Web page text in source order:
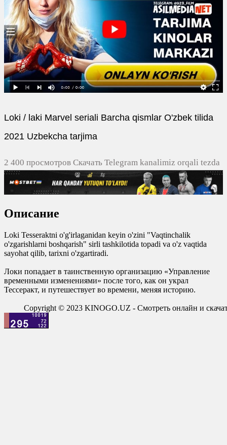
Loki / laki Marvel seriali Barcha qismlar O'zbek tilida
2021 Uzbekcha tarjima
2 400 просмотров Скачать Telegram kanalimiz orqali tezda
yuklash
0
Описание
Loki Tesseraktni o'g'irlaganidan keyin o'zini "Vaqtinchalik
o'zgarishlarni boshqarish" sirli tashkilotida topadi va o'z vaqtida
sayohat qilib, tarixni o'zgartiradi.
Локи попадает в таинственную организацию «Управление
временными изменениями» после того, как он украл
Тессеракт, и путешествует во времени, меняя историю.
Copyright © 2023 KINOGO.UZ - Смотреть онлайн и